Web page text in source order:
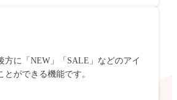
方に「NEW」「SALE」などのアイ
とができる機能です。